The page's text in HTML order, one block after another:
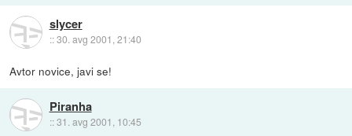
slycer
::30. avg 2001, 21:40
Avtor novice, javi se!
Piranha
::31. avg 2001, 10:45